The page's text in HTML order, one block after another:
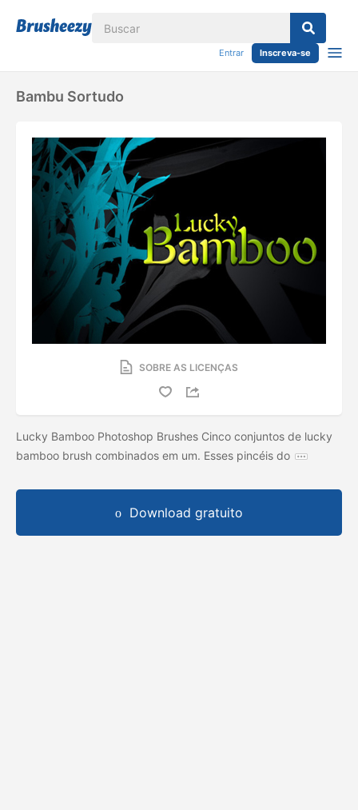
Entrar Inscreva-se
Bambu Sortudo
SOBRE AS LICENÇAS
Lucky Bamboo Photoshop Brushes Cinco conjuntos de lucky
bamboo brush combinados em um. Esses pincéis do
Download gratuito